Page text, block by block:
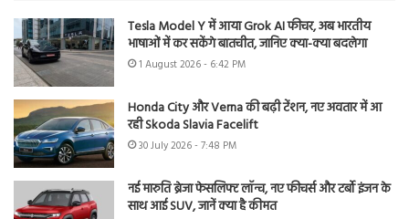
Tesla Model Y में आया Grok AI फीचर, अब भारतीय
भाषाओं में कर सकेंगे बातचीत, जानिए क्या-क्या बदलेगा
1 August 2026 - 6:42 PM
Honda City और Verna की बढ़ी टेंशन, नए अवतार में आ
रही Skoda Slavia Facelift
30 July 2026 - 7:48 PM
नई मारुति ब्रेजा फेसलिफ्ट लॉन्च, नए फीचर्स और टर्बो इंजन के
साथ आई SUV, जानें क्या है कीमत